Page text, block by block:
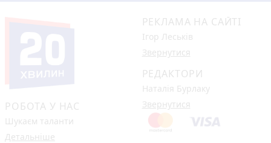
РОБОТА У НАС
Шукаєм таланти
Детальніше
РЕКЛАМА НА САЙТІ
Ігор Леськів
Звернутися
РЕДАКТОРИ
Наталія Бурлаку
Звернутися